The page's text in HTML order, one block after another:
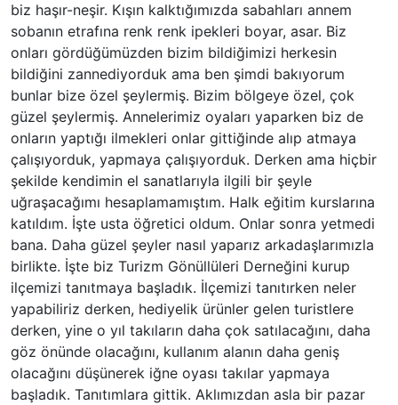
biz haşır-neşir. Kışın kalktığımızda sabahları annem
sobanın etrafına renk renk ipekleri boyar, asar. Biz
onları gördüğümüzden bizim bildiğimizi herkesin
bildiğini zannediyorduk ama ben şimdi bakıyorum
bunlar bize özel şeylermiş. Bizim bölgeye özel, çok
güzel şeylermiş. Annelerimiz oyaları yaparken biz de
onların yaptığı ilmekleri onlar gittiğinde alıp atmaya
çalışıyorduk, yapmaya çalışıyorduk. Derken ama hiçbir
şekilde kendimin el sanatlarıyla ilgili bir şeyle
uğraşacağımı hesaplamamıştım. Halk eğitim kurslarına
katıldım. İşte usta öğretici oldum. Onlar sonra yetmedi
bana. Daha güzel şeyler nasıl yaparız arkadaşlarımızla
birlikte. İşte biz Turizm Gönüllüleri Derneğini kurup
ilçemizi tanıtmaya başladık. İlçemizi tanıtırken neler
yapabiliriz derken, hediyelik ürünler gelen turistlere
derken, yine o yıl takıların daha çok satılacağını, daha
göz önünde olacağını, kullanım alanın daha geniş
olacağını düşünerek iğne oyası takılar yapmaya
başladık. Tanıtımlara gittik. Aklımızdan asla bir pazar